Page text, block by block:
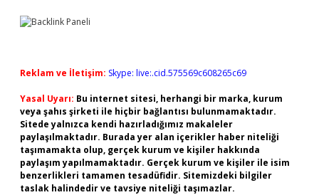
Reklam ve İletişim: Skype: live:.cid.575569c608265c69
Yasal Uyarı: Bu internet sitesi, herhangi bir marka, kurum
veya şahıs şirketi ile hiçbir bağlantısı bulunmamaktadır.
Sitede yalnızca kendi hazırladığımız makaleler
paylaşılmaktadır. Burada yer alan içerikler haber niteliği
taşımamakta olup, gerçek kurum ve kişiler hakkında
paylaşım yapılmamaktadır. Gerçek kurum ve kişiler ile isim
benzerlikleri tamamen tesadüfidir. Sitemizdeki bilgiler
taslak halindedir ve tavsiye niteliği taşımazlar.